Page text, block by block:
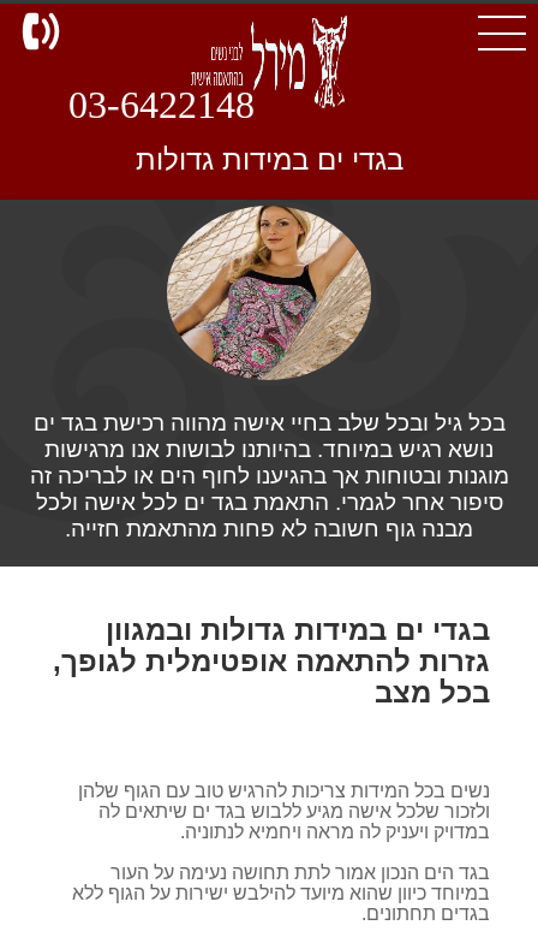
d
03-6422148
בגדי ים במידות גדולות
בכל גיל ובכל שלב בחיי אישה מהווה רכישת בגד ים
נושא רגיש במיוחד. בהיותנו לבושות אנו מרגישות
מוגנות ובטוחות אך בהגיענו לחוף הים או לבריכה זה
סיפור אחר לגמרי. התאמת בגד ים לכל אישה ולכל
מבנה גוף חשובה לא פחות מהתאמת חזייה.
בגדי ים במידות גדולות ובמגוון
גזרות להתאמה אופטימלית לגופך,
בכל מצב
נשים בכל המידות צריכות להרגיש טוב עם הגוף שלהן
ולזכור שלכל אישה מגיע ללבוש בגד ים שיתאים לה
במדויק ויעניק לה מראה ויחמיא לנתוניה.
בגד הים הנכון אמור לתת תחושה נעימה על העור
במיוחד כיוון שהוא מיועד להילבש ישירות על הגוף ללא
בגדים תחתונים.